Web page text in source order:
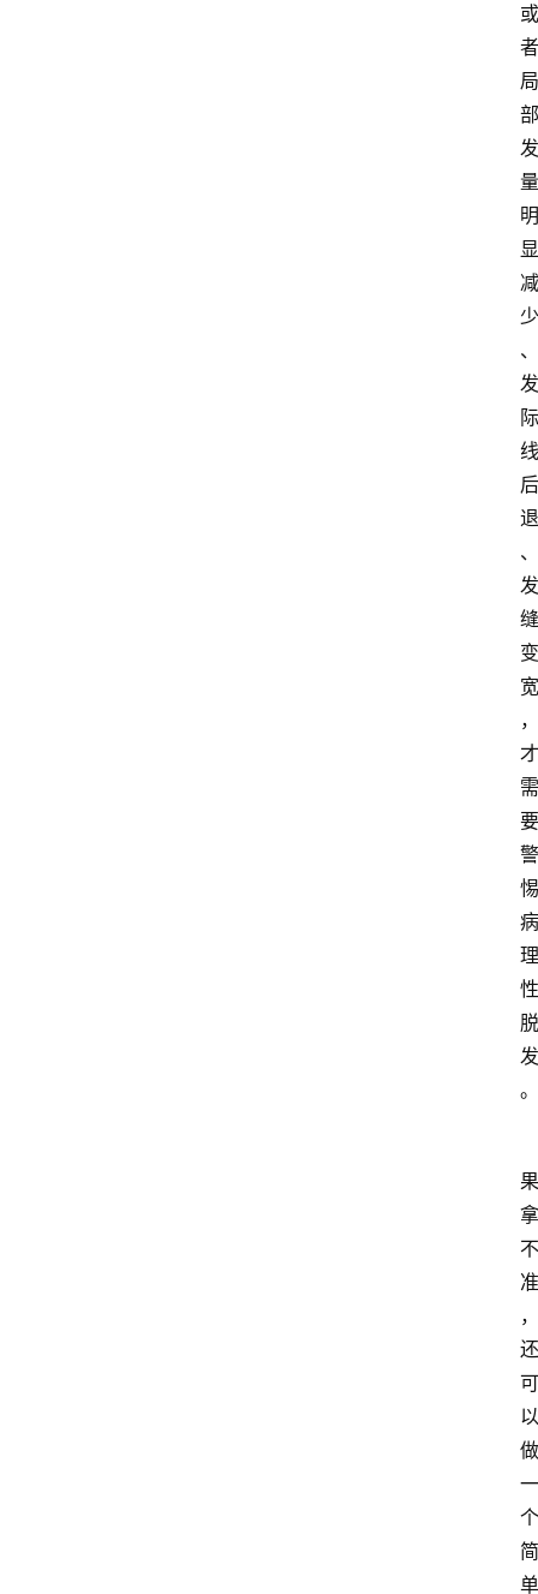
或
者
局
部
发
量
明
显
减
少
、
发
际
线
后
退
、
发
缝
变
宽
，
才
需
要
警
惕
病
理
性
脱
发
。
果
拿
不
准
，
还
可
以
做
一
个
简
单